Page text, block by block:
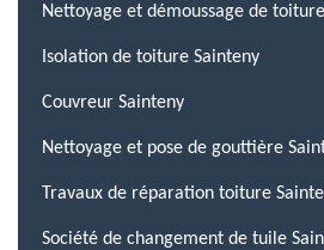
Nettoyage et démoussage de
Isolation de toiture Sainteny
Couvreur Sainteny
Nettoyage et pose de gouttière
Travaux de réparation toiture
Société de changement de tuile